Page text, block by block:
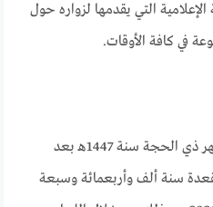
الإعلامية التي يقدمها لزواره حول
في كافة الأوقات.
أجرت دار الإفتاء المصرية حصر شهر ذي الحجة سنة 1447هـ بعد
يوم الأحد 29 ذو القعدة سنة ألف وأربعمائة وسبعة